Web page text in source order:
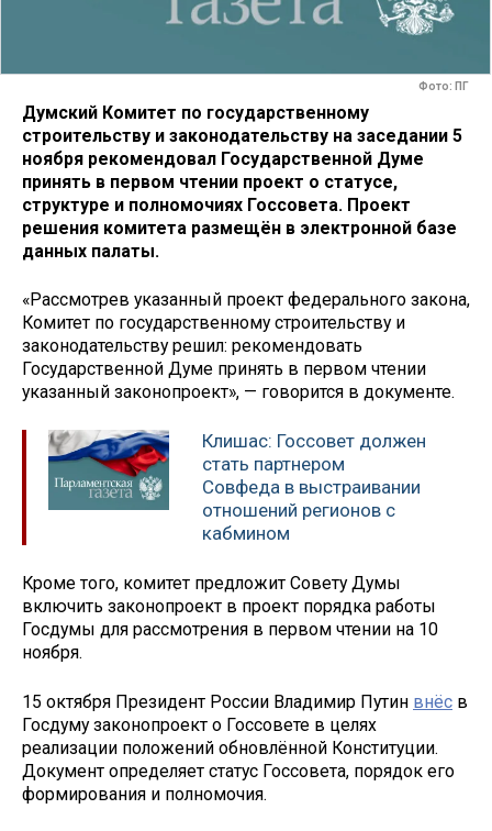
Фото: ПГ
Думский Комитет по государственному
строительству и законодательству на заседании 5
ноября рекомендовал Государственной Думе
принять в первом чтении проект о статусе,
структуре и полномочиях Госсовета. Проект
решения комитета размещён в электронной базе
данных палаты.
«Рассмотрев указанный проект федерального закона,
Комитет по государственному строительству и
законодательству решил: рекомендовать
Государственной Думе принять в первом чтении
указанный законопроект», — говорится в документе.
Клишас: Госсовет должен
стать партнером
Совфеда в выстраивании
отношений регионов с
кабмином
Кроме того, комитет предложит Совету Думы
включить законопроект в проект порядка работы
Госдумы для рассмотрения в первом чтении на 10
ноября.
15 октября Президент России Владимир Путин внёс в
Госдуму законопроект о Госсовете в целях
реализации положений обновлённой Конституции.
Документ определяет статус Госсовета, порядок его
формирования и полномочия.